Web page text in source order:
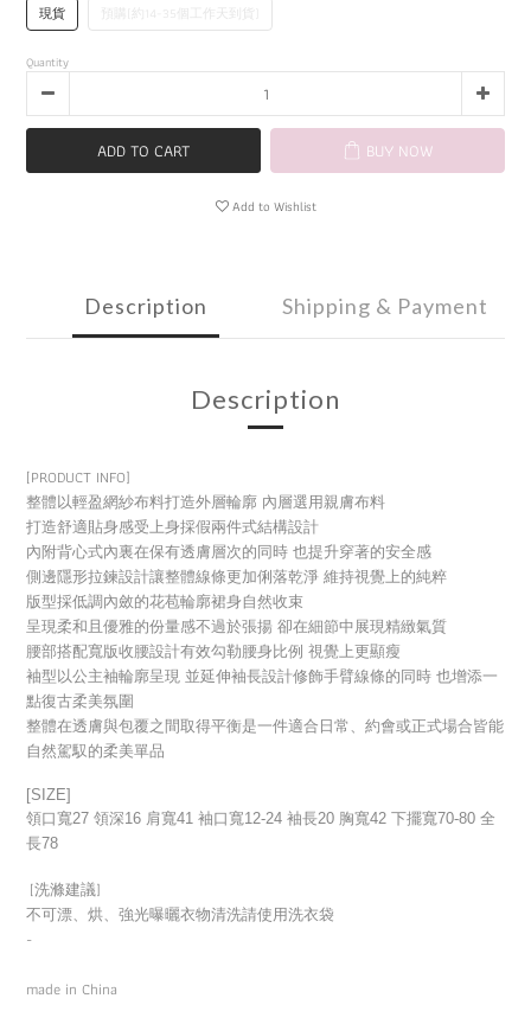
現貨 預購(約14-35個工作天到貨)
Quantity
ADD TO CART BUY NOW
Add to Wishlist
Description Shipping & Payment
Description
[PRODUCT INFO]
整體以輕盈網紗布料打造外層輪廓 內層選用親膚布料
打造舒適貼身感受上身採假兩件式結構設計
內附背心式內裏在保有透膚層次的同時 也提升穿著的安全感
側邊隱形拉鍊設計讓整體線條更加俐落乾淨 維持視覺上的純粹
版型採低調內斂的花苞輪廓裙身自然收束
呈現柔和且優雅的份量感不過於張揚 卻在細節中展現精緻氣質
腰部搭配寬版收腰設計有效勾勒腰身比例 視覺上更顯瘦
袖型以公主袖輪廓呈現 並延伸袖長設計修飾手臂線條的同時 也增添一
點復古柔美氛圍
整體在透膚與包覆之間取得平衡是一件適合日常、約會或正式場合皆能
自然駕馭的柔美單品
[SIZE]
領口寬27 領深16 肩寬41 袖口寬12-24 袖長20 胸寬42 下擺寬70-80 全
長78
[洗滌建議]
不可漂、烘、強光曝曬衣物清洗請使用洗衣袋
-
made in China